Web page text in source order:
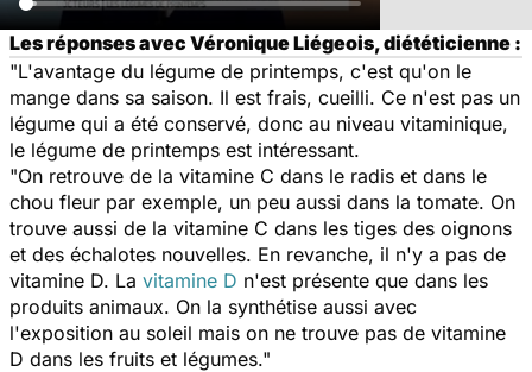
Les réponses avec Véronique Liégeois, diététicienne :
"L'avantage du légume de printemps, c'est qu'on le
mange dans sa saison. Il est frais, cueilli. Ce n'est pas un
légume qui a été conservé, donc au niveau vitaminique,
le légume de printemps est intéressant.
"On retrouve de la vitamine C dans le radis et dans le
chou fleur par exemple, un peu aussi dans la tomate. On
trouve aussi de la vitamine C dans les tiges des oignons
et des échalotes nouvelles. En revanche, il n'y a pas de
vitamine D. La vitamine D n'est présente que dans les
produits animaux. On la synthétise aussi avec
l'exposition au soleil mais on ne trouve pas de vitamine
D dans les fruits et légumes."